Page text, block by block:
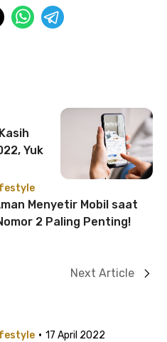
Yuk
Menyetir Mobil saat
2 Paling Penting!
Next Article
· 17 April 2022